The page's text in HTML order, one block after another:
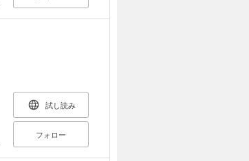
試し読み
フォロー